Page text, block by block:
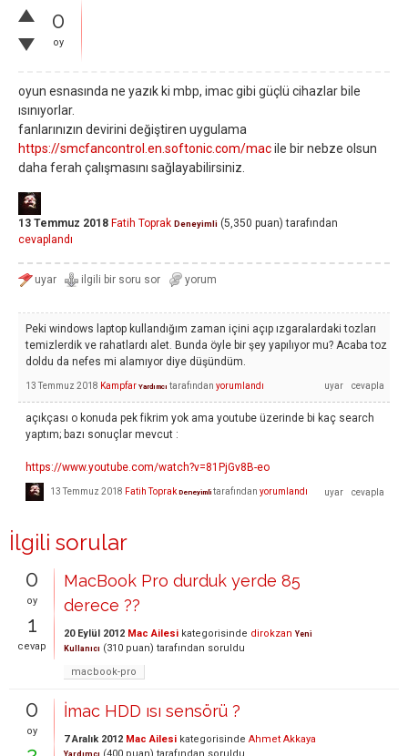
0
oy
oyun esnasında ne yazık ki mbp, imac gibi güçlü cihazlar bile
ısınıyorlar.
fanlarınızın devirini değiştiren uygulama
https://smcfancontrol.en.softonic.com/macile bir nebze olsun
daha ferah çalışmasını sağlayabilirsiniz.
13 Temmuz 2018 Fatih Toprak Deneyimli (5,350 puan) tarafından
cevaplandı
Peki windows laptop kullandığım zaman içini açıp ızgaralardaki tozları
temizlerdik ve rahatlardı alet. Bunda öyle bir şey yapılıyor mu? Acaba toz
doldu da nefes mi alamıyor diye düşündüm.
13 Temmuz 2018 Kampfar Yardımcı tarafından yorumlandı
açıkçası o konuda pek fikrim yok ama youtube üzerinde bi kaç search
yaptım; bazı sonuçlar mevcut :
https://www.youtube.com/watch?v=81PjGv8B-eo
13 Temmuz 2018 Fatih Toprak Deneyimli tarafından yorumlandı
İlgili sorular
0
oy
1
cevap
MacBook Pro durduk yerde 85
derece ??
20 Eylül 2012 Mac Ailesi kategorisinde dirokzan Yeni
Kullanıcı (310 puan) tarafından soruldu
macbook-pro
0
oy
İmac HDD ısı sensörü ?
7 Aralık 2012 Mac Ailesi kategorisinde Ahmet Akkaya
Yardımcı